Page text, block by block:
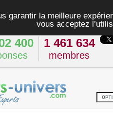
garantir la meilleure
vous acceptez
400 1 461 634
membres